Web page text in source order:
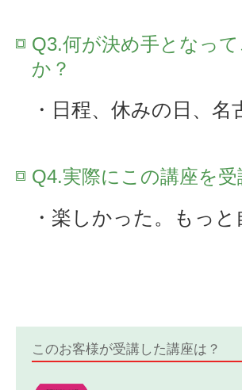
Q3.何が決め手となっ
か？
・日程、休みの日、名
Q4.実際にこの講座を
・楽しかった。もっ
このお客様が受講した講座は？